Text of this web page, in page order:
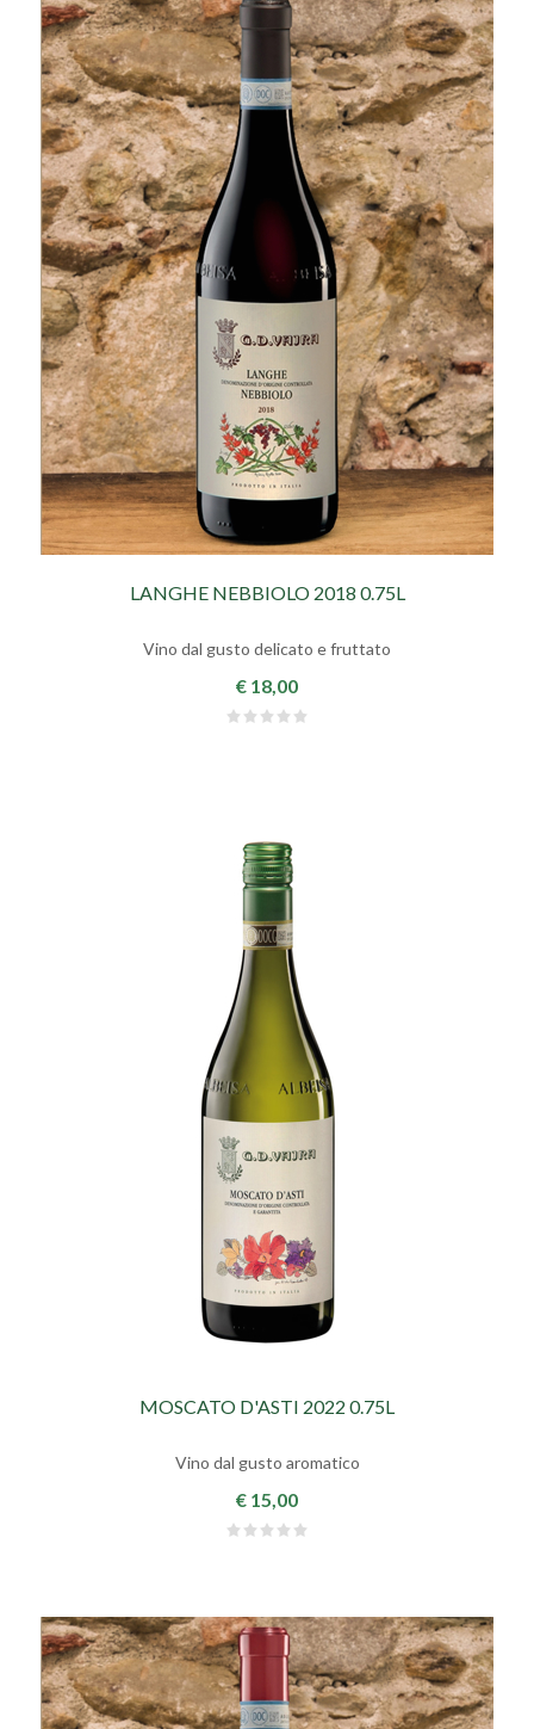
LANGHE NEBBIOLO 2018 0.75L
Vino dal gusto delicato e fruttato
€ 18,00
MOSCATO D'ASTI 2022 0.75L
Vino dal gusto aromatico
€ 15,00